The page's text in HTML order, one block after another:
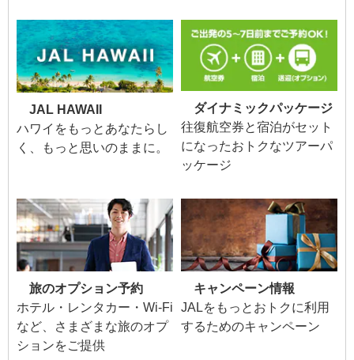
JAL HAWAII
ハワイをもっとあなたらし
く、もっと思いのままに。
ダイナミックパッケージ
往復航空券と宿泊がセット
になったおトクなツアーパ
ッケージ
旅のオプション予約
ホテル・レンタカー・Wi-Fi
など、さまざまな旅のオプ
ションをご提供
キャンペーン情報
JALをもっとおトクに利用
するためのキャンペーン